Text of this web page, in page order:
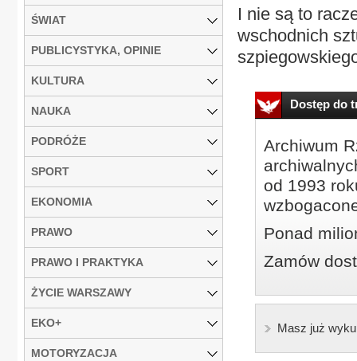
I nie są to
wschodnich
Dostęp do
Archiwum
od 1993
Ponad
Zamów
Masz już
ŚWIAT
PUBLICYSTYKA, OPINIE
KULTURA
NAUKA
PODRÓŻE
SPORT
EKONOMIA
PRAWO
PRAWO I PRAKTYKA
ŻYCIE WARSZAWY
EKO+
MOTORYZACJA